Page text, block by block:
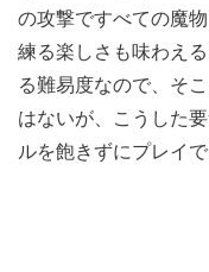
の攻撃ですべての魔
練る楽しさも味わえ
る難易度なので、そ
はないが、こうした
ルを飽きずにプレイで